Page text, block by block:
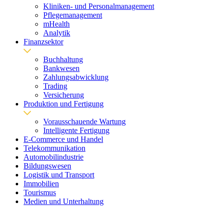
Kliniken- und Personalmanagement
Pflegemanagement
mHealth
Analytik
Finanzsektor
Buchhaltung
Bankwesen
Zahlungsabwicklung
Trading
Versicherung
Produktion und Fertigung
Vorausschauende Wartung
Intelligente Fertigung
E-Commerce und Handel
Telekommunikation
Automobilindustrie
Bildungswesen
Logistik und Transport
Immobilien
Tourismus
Medien und Unterhaltung